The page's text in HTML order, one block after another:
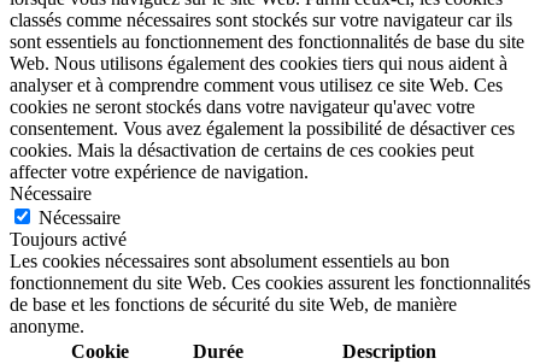
classés comme nécessaires sont stockés sur votre navigateur car ils
sont essentiels au fonctionnement des fonctionnalités de base du site
Web. Nous utilisons également des cookies tiers qui nous aident à
analyser et à comprendre comment vous utilisez ce site Web. Ces
cookies ne seront stockés dans votre navigateur qu'avec votre
consentement. Vous avez également la possibilité de désactiver ces
cookies. Mais la désactivation de certains de ces cookies peut
affecter votre expérience de navigation.
Nécessaire
Nécessaire
Toujours activé
Les cookies nécessaires sont absolument essentiels au bon
fonctionnement du site Web. Ces cookies assurent les fonctionnalités
de base et les fonctions de sécurité du site Web, de manière
anonyme.
Cookie
Durée Description